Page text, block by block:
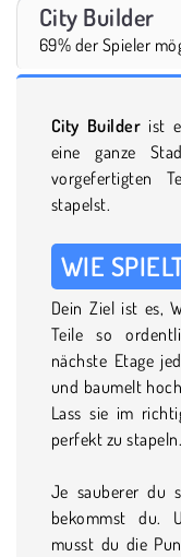
City Builder
69% der Spieler
City Builder ist
eine ganze
vorgefertigten
stapelst.
WIE
Dein Ziel ist es,
Teile so
nächste Etage
und baumelt
Lass sie im
perfekt zu stapeln.
Je sauberer du
bekommst du.
musst du die